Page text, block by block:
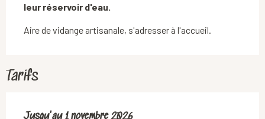
leur réservoir d'eau.
Aire de vidange artisanale, s'adresser à l'accueil.
Tarifs
Du17 avril 2026au1 novembre 2026
Jusqu'au1 novembre 2026